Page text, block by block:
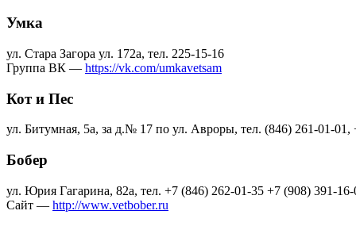
Умка
ул. Стара Загора ул. 172а, тел. 225-15-16
Группа ВК — https://vk.com/umkavetsam
Кот и Пес
ул. Битумная, 5а, за д.№ 17 по ул. Авроры, тел. (846) 261-01-01,
Бобер
ул. Юрия Гагарина, 82а, тел. +7 (846) 262-01-35 +7 (908) 391-16-
Сайт — http://www.vetbober.ru